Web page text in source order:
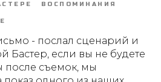
ВОСПОМИНАНИЯ
- послал сценарий и
Бастер, если вы не будете
съемок, мы